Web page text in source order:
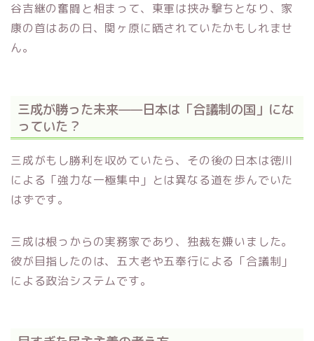
谷吉継の奮闘と相まって、東軍は挟み撃ちとなり、家
康の首はあの日、関ヶ原に晒されていたかもしれませ
ん。
三成が勝った未来——日本は「合議制の国」にな
っていた？
三成がもし勝利を収めていたら、その後の日本は徳川
による「強力な一極集中」とは異なる道を歩んでいた
はずです。
三成は根っからの実務家であり、独裁を嫌いました。
彼が目指したのは、五大老や五奉行による「合議制」
による政治システムです。